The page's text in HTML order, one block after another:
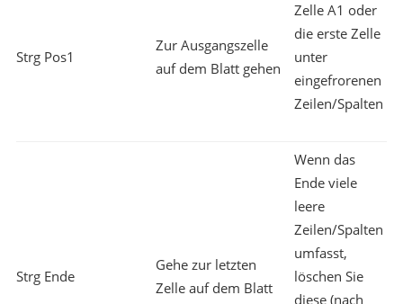
Strg Pos1
Zur Ausgangszelle
auf dem Blatt gehen
Zelle A1 oder
die erste Zelle
unter
eingefrorenen
Zeilen/Spalten
Strg Ende
Gehe zur letzten
Zelle auf dem Blatt
Wenn das
Ende viele
leere
Zeilen/Spalten
umfasst,
löschen Sie
diese (nach